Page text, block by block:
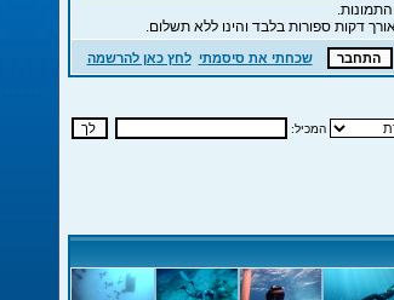
דקות ספורות בלבד והינו ללא תשלום.
שכחתי את סיסמתי לחץ כאן להרשמה
המכיל: